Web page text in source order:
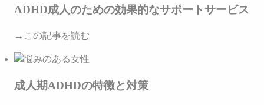
ADHD成人のための効果的なサポートサービス
→この記事を読む
成人期ADHDの特徴と対策